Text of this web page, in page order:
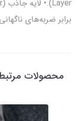
برابر ضربه‌های
محصولات